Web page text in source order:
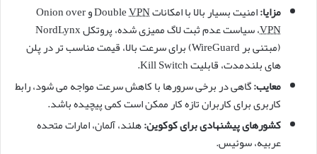
مزایا:امنیت بسیار بالا با امکانات DoubleVPN
و Onion over
VPN
، سیاست عدم ثبت لاگ ممیزی شده، پروتکل NordLynx
(مبتنی بر WireGuard) برای سرعت بالا، قیمت مناسب تر در پلن
های بلندمدت، قابلیت Kill Switch.
معایب:گاهی در برخی سرورها با کاهش سرعت مواجه می شود، رابط
کاربری برای کاربران تازه کار ممکن است کمی پیچیده باشد.
کشورهای پیشنهادی برای کوکوین:هلند، آلمان، امارات متحده
عربیه، سوئیس.